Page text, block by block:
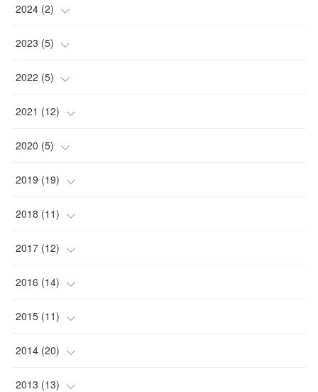
2024 (2)
(1
(1
2023 (5)
(1
(1)
(1
(1)
( 1)
2022 (5)
(2)
(1
(1)
( 1)
2021 (12)
(1
(1)
( 1)
(2)
( 4)
2020 (5)
(1)
( 1)
(1)
( 2)
2019 (19)
( 1)
(2)
( 3)
( 8)
( 2)
2018 (11)
(5)
(1)
( 1)
(1)
( 1)
2017 (12)
(1)
( 4)
(1)
(1)
2016 (14)
( 1)
(2)
(2)
2015 (11)
(2)
(3)
2014 (20)
(4)
2013 (13)